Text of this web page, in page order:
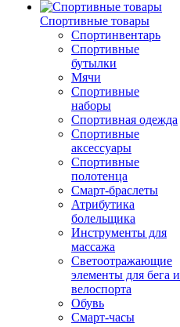
Спортивные товары
Спортинвентарь
Спортивные
бутылки
Мячи
Спортивные
наборы
Спортивная одежда
Спортивные
аксессуары
Спортивные
полотенца
Смарт-браслеты
Атрибутика
болельщика
Инструменты для
массажа
Светоотражающие
элементы для бега и
велоспорта
Обувь
Смарт-часы